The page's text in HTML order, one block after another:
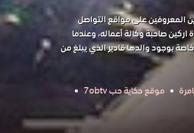
المعروفين على مواقع التواصل
صاحبة وكالة أعماله، وعندما
بوجود والدها قادير الذي يبلغ من
موقع حكاية حب 7obtv